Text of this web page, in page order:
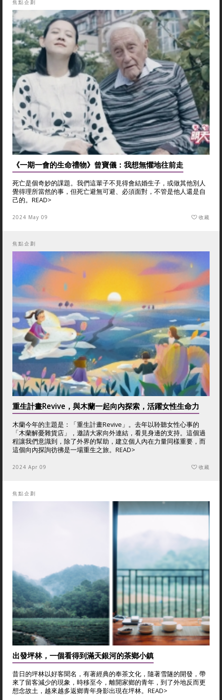
焦點企劃
《一期一會的生命禮物》曾寶儀：我想無懼地往前走
死亡是個奇妙的課題。我們這輩子不見得會結婚生子，或做其他別人
覺得理所當然的事，但死亡避無可避、必須面對，不管是他人還是自
己的。 READ>
2024 May 09 收藏
焦點企劃
重生計畫Revive，與木蘭一起向內探索，活躍女性生命力
木蘭今年的主題是：「重生計畫Revive」。去年以聆聽女性心事的
「木蘭解憂雜貨店」，邀請大家向外連結，看見身邊的支持。這個過
程讓我們意識到，除了外界的幫助，建立個人內在力量同樣重要，而
這個向內探詢彷彿是一場重生之旅。 READ>
2024 Apr 09 收藏
焦點企劃
出發坪林，一個看得到滿天銀河的茶鄉小鎮
昔日的坪林以好客聞名，有著經典的奉茶文化，隨著雪隧的開發，帶
來了留客減少的現象，時移至今，離開家鄉的青年，到了外地反而更
想念故土，越來越多返鄉青年身影出現在坪林。 READ>